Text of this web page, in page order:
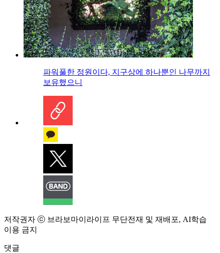
파워풀한 정원이다, 지구상에 하나뿐인 나무까지
보유했으니
저작권자 ⓒ 브라보마이라이프 무단전재 및 재배포, AI학습
이용 금지
댓글